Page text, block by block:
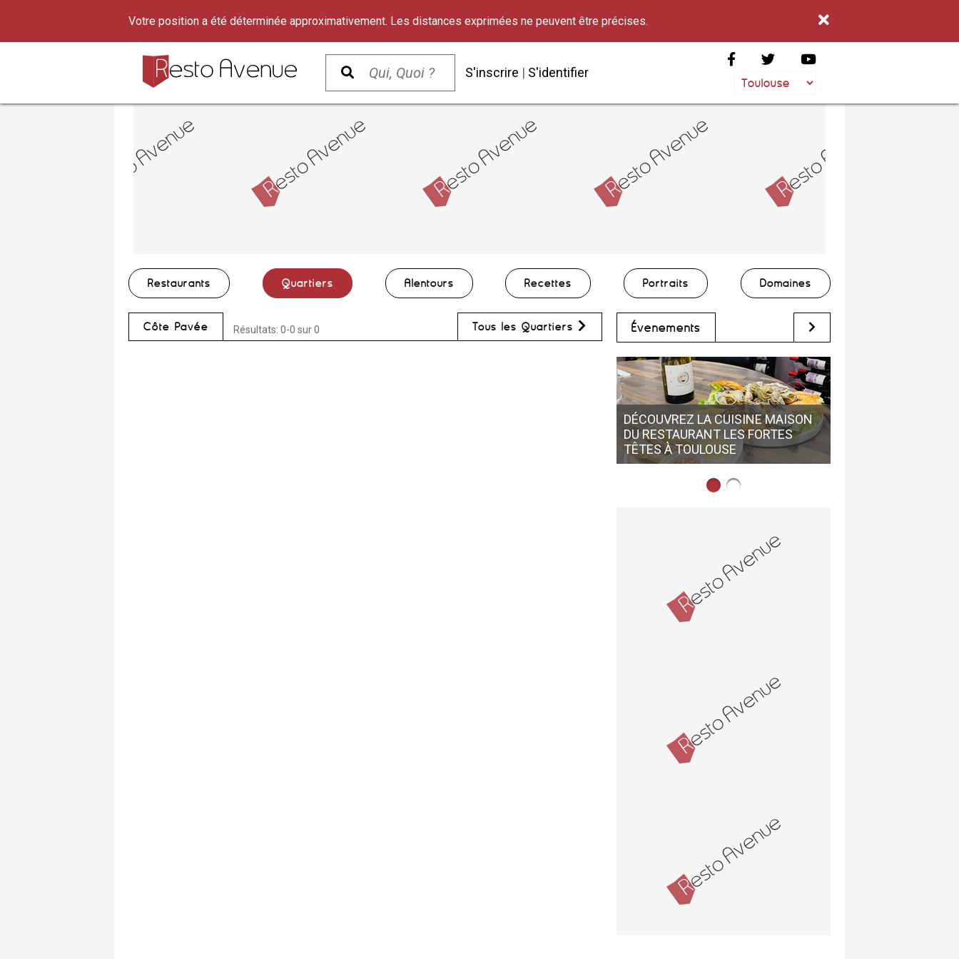
Votre position a été déterminée approximativement. Les distances exprimées ne peuvent être précises.
S'inscrire | S'identifier
Restaurants Quartiers Alentours Recettes Portraits Domaines
Côte Pavée Résultats: 0-0 sur 0 Tous les Quartiers Évènements
DÉCOUVREZ LA CUISINE MAISON
DU RESTAURANT LES FORTES
TÊTES À TOULOUSE